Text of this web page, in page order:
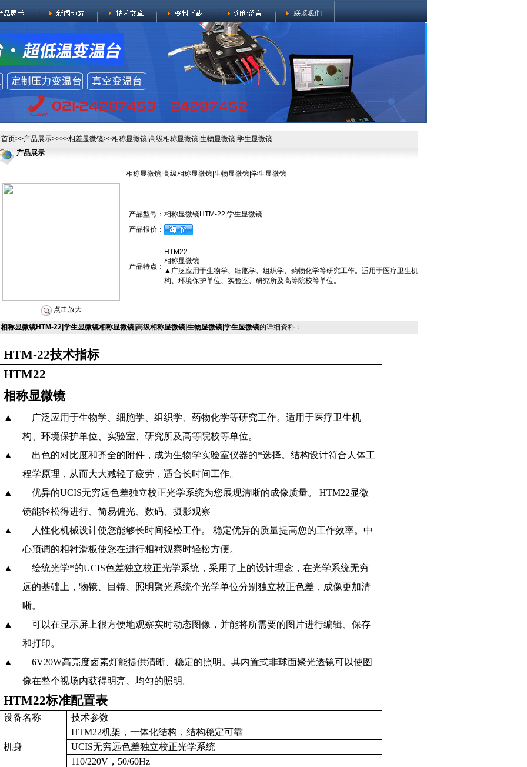
首页>>产品展示>>>>相差显微镜>>相称显微镜|高级相称显微镜|生物显微镜|学生显微镜
产品展示
相称显微镜|高级相称显微镜|生物显微镜|学生显微镜
点击放大
产品型号： 相称显微镜HTM-22|学生显微镜
产品报价：
产品特点：
HTM22
相称显微镜
▲广泛应用于生物学、细胞学、组织学、药物化学等研究工作。适用于医疗卫生机
构、环境保护单位、实验室、研究所及高等院校等单位。
相称显微镜HTM-22|学生显微镜相称显微镜|高级相称显微镜|生物显微镜|学生显微镜的详细资料：
HTM-22技术指标
HTM22
相称显微镜
▲
广泛应用于生物学、细胞学、组织学、药物化学等研究工作。适用于医疗卫生机
构、环境保护单位、实验室、研究所及高等院校等单位。
▲
出色的对比度和齐全的附件，成为生物学实验室仪器的*选择。结构设计符合人体工
程学原理，从而大大减轻了疲劳，适合长时间工作。
▲
优异的UCIS无穷远色差独立校正光学系统为您展现清晰的成像质量。 HTM22显微
镜能轻松得进行、简易偏光、数码、摄影观察
▲
人性化机械设计使您能够长时间轻松工作。
稳定优异的质量提高您的工作效率。中
心预调的相衬滑板使您在进行相衬观察时轻松方便。
▲
绘统光学*的UCIS色差独立校正光学系统，采用了上的设计理念，在光学系统无穷
远的基础上，物镜、目镜、照明聚光系统个光学单位分别独立校正色差，成像更加清
晰。
▲
可以在显示屏上很方便地观察实时动态图像，并能将所需要的图片进行编辑、保存
和打印。
▲
6V20W高亮度卤素灯能提供清晰、稳定的照明。其内置式非球面聚光透镜可以使图
像在整个视场内获得明亮、均匀的照明。
HTM22标准配置表
设备名称 技术参数
机身
HTM22机架，一体化结构，结构稳定可靠
UCIS无穷远色差独立校正光学系统
110/220V ， 50/60Hz